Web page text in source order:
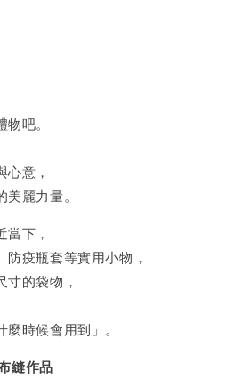
吧。
意，
麗力量。
下，
疫瓶套等實用小物，
的袋物，
時候會用到」。
縫作品